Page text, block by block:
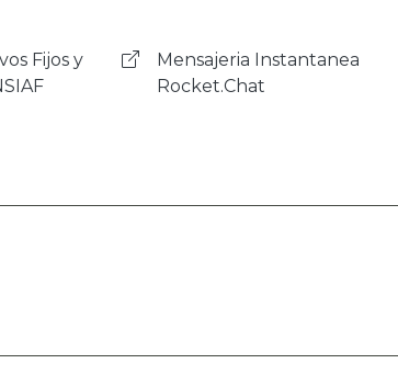
Sistema de Gestión de
Correspondencia - SIGEC